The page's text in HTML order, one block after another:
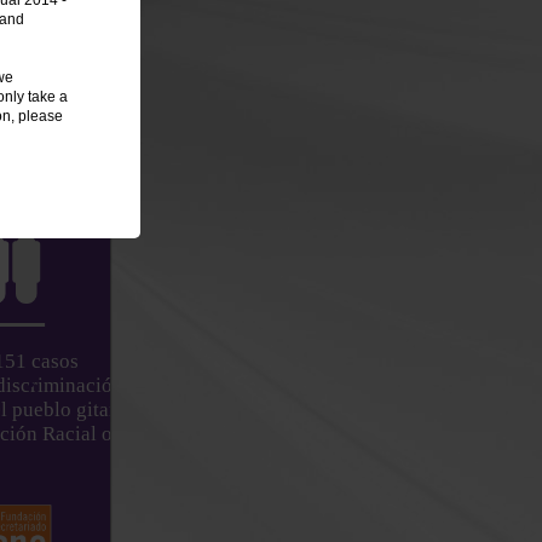
take a
please
casos
•
gitano en el
Racial o Étnica.
casos